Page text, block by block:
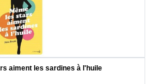
aiment les sardines à l'huile